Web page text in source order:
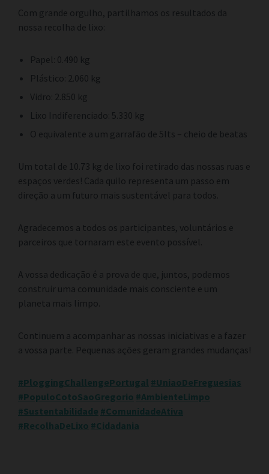
Com grande orgulho, partilhamos os resultados da
nossa recolha de lixo:
Papel: 0.490 kg
Plástico: 2.060 kg
Vidro: 2.850 kg
Lixo Indiferenciado: 5.330 kg
O equivalente a um garrafão de 5lts – cheio de beatas
Um total de 10.73 kg de lixo foi retirado das nossas ruas e
espaços verdes! Cada quilo representa um passo em
direção a um futuro mais sustentável para todos.
Agradecemos a todos os participantes, voluntários e
parceiros que tornaram este evento possível.
A vossa dedicação é a prova de que, juntos, podemos
construir uma comunidade mais consciente e um
planeta mais limpo.
Continuem a acompanhar as nossas iniciativas e a fazer
a vossa parte. Pequenas ações geram grandes mudanças!
#PloggingChallengePortugal #UniaoDeFreguesias
#PopuloCotoSaoGregorio #AmbienteLimpo
#Sustentabilidade #ComunidadeAtiva
#RecolhaDeLixo #Cidadania